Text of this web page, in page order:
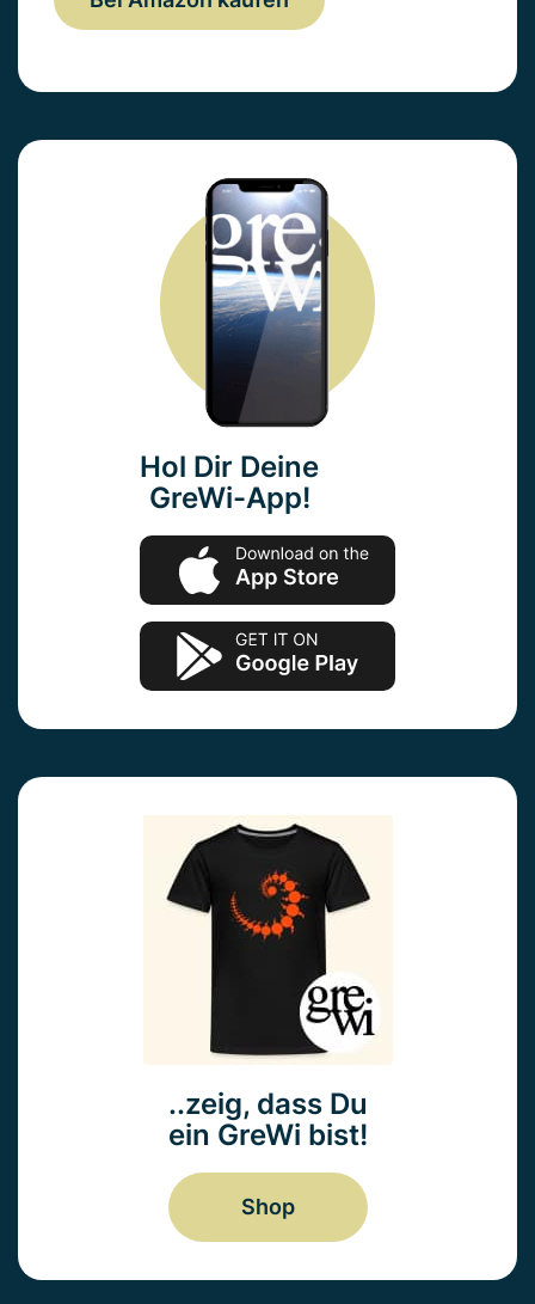
Hol Dir Deine
GreWi-App!
..zeig, dass Du
ein GreWi bist!
Shop